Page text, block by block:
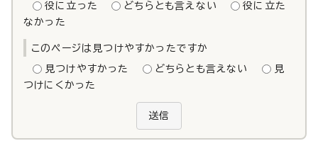
役に立った どちらとも言えない
役に立た
なかった
このページは見つけやすかったですか
見つけやすかった どちらとも言えない
見
つけにくかった
送信